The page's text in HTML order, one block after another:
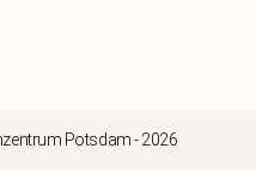
Potsdam - 2026